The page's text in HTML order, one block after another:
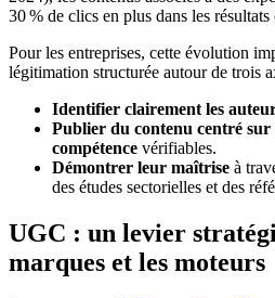
30 % de clics en plus dans les résultats
Pour les entreprises, cette évolution
légitimation structurée autour de trois
Identifier clairement les
Publier du contenu centré sur
compétence vérifiables.
Démontrer leur maîtrise à
des études sectorielles et des
UGC : un levier
marques et les moteurs